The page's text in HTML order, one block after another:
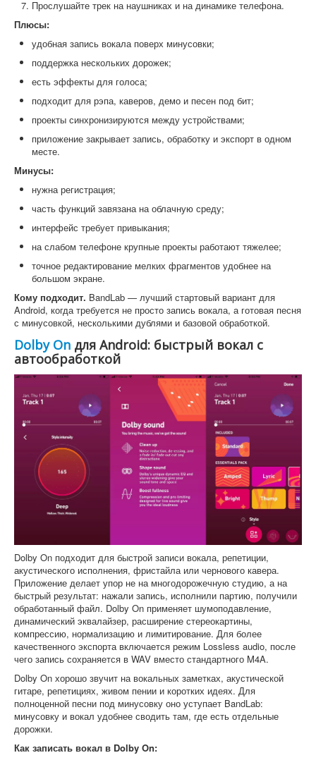
Прослушайте трек на наушниках и на динамике телефона.
Плюсы:
удобная запись вокала поверх минусовки;
поддержка нескольких дорожек;
есть эффекты для голоса;
подходит для рэпа, каверов, демо и песен под бит;
проекты синхронизируются между устройствами;
приложение закрывает запись, обработку и экспорт в одном
месте.
Минусы:
нужна регистрация;
часть функций завязана на облачную среду;
интерфейс требует привыкания;
на слабом телефоне крупные проекты работают тяжелее;
точное редактирование мелких фрагментов удобнее на
большом экране.
Кому подходит. BandLab — лучший стартовый вариант для
Android, когда требуется не просто запись вокала, а готовая песня
с минусовкой, несколькими дублями и базовой обработкой.
Dolby On для Android: быстрый вокал с
автообработкой
Dolby On подходит для быстрой записи вокала, репетиции,
акустического исполнения, фристайла или чернового кавера.
Приложение делает упор не на многодорожечную студию, а на
быстрый результат: нажали запись, исполнили партию, получили
обработанный файл. Dolby On применяет шумоподавление,
динамический эквалайзер, расширение стереокартины,
компрессию, нормализацию и лимитирование. Для более
качественного экспорта включается режим Lossless audio, после
чего запись сохраняется в WAV вместо стандартного M4A.
Dolby On хорошо звучит на вокальных заметках, акустической
гитаре, репетициях, живом пении и коротких идеях. Для
полноценной песни под минусовку оно уступает BandLab:
минусовку и вокал удобнее сводить там, где есть отдельные
дорожки.
Как записать вокал в Dolby On: